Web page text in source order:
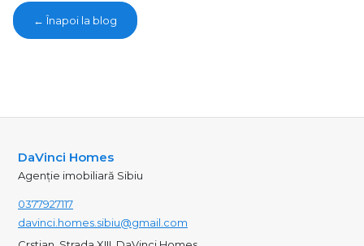
← Înapoi la blog
DaVinci Homes
Agenție imobiliară Sibiu
0377927117
davinci.homes.sibiu@gmail.com